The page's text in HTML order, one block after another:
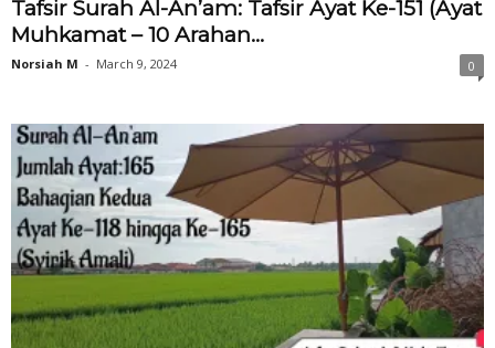
Tafsir Surah Al-An’am: Tafsir Ayat Ke-151 (Ayat
Muhkamat – 10 Arahan...
Norsiah M - March 9, 2024 0